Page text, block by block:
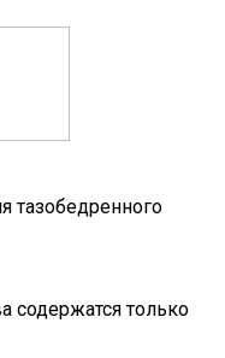
тазобедренного
содержатся только